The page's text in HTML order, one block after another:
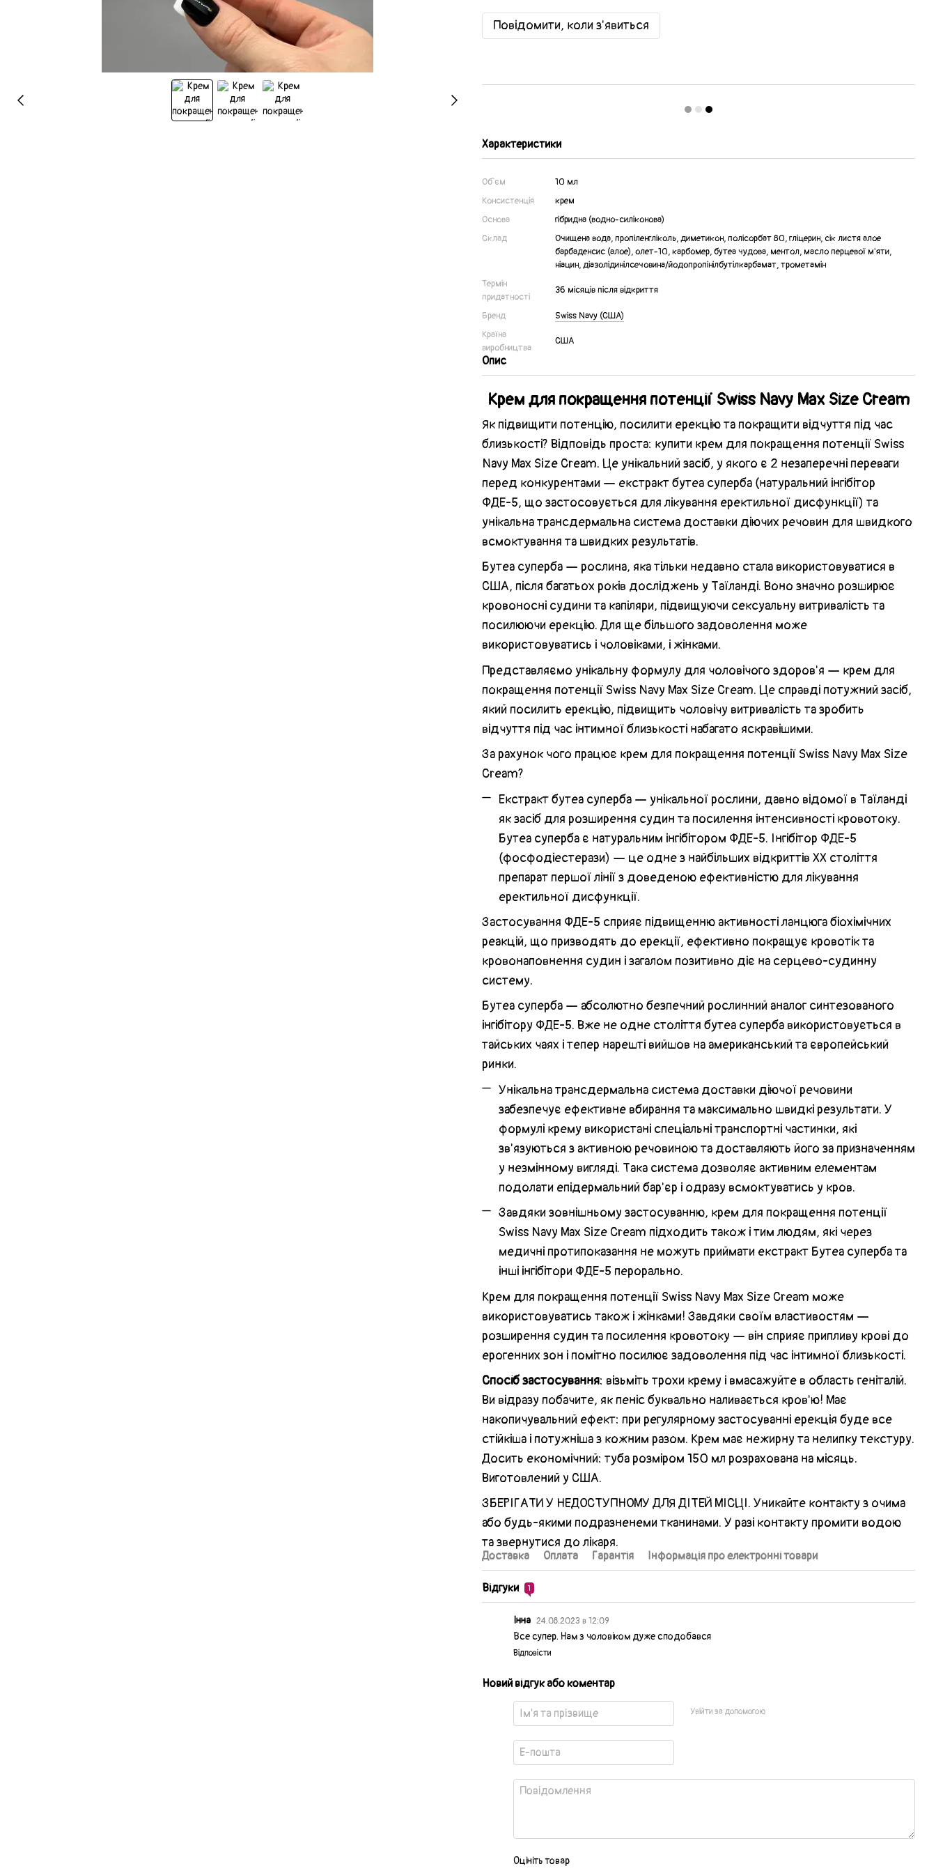
Повідомити, коли з'явиться
Характеристики
Об`єм
10 мл
Консистенція
крем
Основа
гібридна (водно-силіконова)
Склад
Очищена вода, пропіленгліколь, диметикон, полісорбат 80, гліцерин, сік листя алое
барбаденсис (алое), олет-10, карбомер, бутеа чудова, ментол, масло перцевої м'яти,
ніацин, діазолідинілсечовина/йодопропінілбутілкарбамат, трометамін
Термін
придатності
36 місяців після відкриття
Бренд
Swiss Navy (США)
Країна
виробництва
США
Опис
Крем для покращення потенції Swiss Navy Max Size Cream
Як підвищити потенцію, посилити ерекцію та покращити відчуття під час
близькості? Відповідь проста: купити крем для покращення потенції Swiss
Navy Max Size Cream. Це унікальний засіб, у якого є 2 незаперечні переваги
перед конкурентами — екстракт бутеа суперба (натуральний інгібітор
ФДЕ-5, що застосовується для лікування еректильної дисфункції) та
унікальна трансдермальна система доставки діючих речовин для швидкого
всмоктування та швидких результатів.
Бутеа суперба — рослина, яка тільки недавно стала використовуватися в
США, після багатьох років досліджень у Таїланді. Воно значно розширює
кровоносні судини та капіляри, підвищуючи сексуальну витривалість та
посилюючи ерекцію. Для ще більшого задоволення може
використовуватись і чоловіками, і жінками.
Представляємо унікальну формулу для чоловічого здоров'я — крем для
покращення потенції Swiss Navy Max Size Cream. Це справді потужний засіб,
який посилить ерекцію, підвищить чоловічу витривалість та зробить
відчуття під час інтимної близькості набагато яскравішими.
За рахунок чого працює крем для покращення потенції Swiss Navy Max Size
Cream?
Екстракт бутеа суперба — унікальної рослини, давно відомої в Таїланді
як засіб для розширення судин та посилення інтенсивності кровотоку.
Бутеа суперба є натуральним інгібітором ФДЕ-5. Інгібітор ФДЕ-5
(фосфодіестерази) — це одне з найбільших відкриттів ХХ століття
препарат першої лінії з доведеною ефективністю для лікування
еректильної дисфункції.
Застосування ФДЕ-5 сприяє підвищенню активності ланцюга біохімічних
реакцій, що призводять до ерекції, ефективно покращує кровотік та
кровонаповнення судин і загалом позитивно діє на серцево-судинну
систему.
Бутеа суперба — абсолютно безпечний рослинний аналог синтезованого
інгібітору ФДЕ-5. Вже не одне століття бутеа суперба використовується в
тайських чаях і тепер нарешті вийшов на американський та європейський
ринки.
Унікальна трансдермальна система доставки діючої речовини
забезпечує ефективне вбирання та максимально швидкі результати. У
формулі крему використані спеціальні транспортні частинки, які
зв'язуються з активною речовиною та доставляють його за призначенням
у незмінному вигляді. Така система дозволяє активним елементам
подолати епідермальний бар'єр і одразу всмоктуватись у кров.
Завдяки зовнішньому застосуванню, крем для покращення потенції
Swiss Navy Max Size Cream підходить також і тим людям, які через
медичні протипоказання не можуть приймати екстракт Бутеа суперба та
інші інгібітори ФДЕ-5 перорально.
Крем для покращення потенції Swiss Navy Max Size Cream може
використовуватись також і жінками! Завдяки своїм властивостям —
розширення судин та посилення кровотоку — він сприяє припливу крові до
ерогенних зон і помітно посилює задоволення під час інтимної близькості.
Спосіб застосування: візьміть трохи крему і вмасажуйте в область геніталій.
Ви відразу побачите, як пеніс буквально наливається кров'ю! Має
накопичувальний ефект: при регулярному застосуванні ерекція буде все
стійкіша і потужніша з кожним разом. Крем має нежирну та нелипку текстуру.
Досить економічний: туба розміром 150 мл розрахована на місяць.
Виготовлений у США.
ЗБЕРІГАТИ У НЕДОСТУПНОМУ ДЛЯ ДІТЕЙ МІСЦІ. Уникайте контакту з очима
або будь-якими подразненеми тканинами. У разі контакту промити водою
та звернутися до лікаря.
Доставка Оплата Гарантія Інформація про електронні товари
Відгуки 1
Інна 24.08.2023 в 12:09
Все супер. Нам з чоловіком дуже сподобався
Відповісти
Новий відгук або коментар
Увійти за допомогою
Оцініть товар